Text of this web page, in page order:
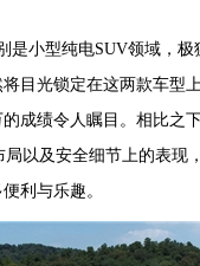
是小型纯电SUV领域，
目光锁定在这两款车型
成绩令人瞩目。相比之
以及安全细节上的表现
利与乐趣。